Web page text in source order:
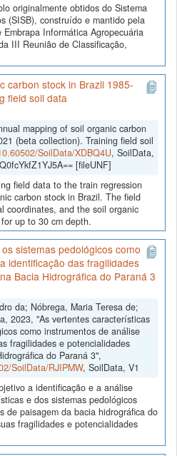
originalmente obtidos do Sistema
(SISB), construído e mantido pela
Informática Agropecuária
III Reunião de Classificação,
carbon stock in Brazil 1985-
field soil data
mapping of soil organic carbon
(beta collection). Training field soil
SoilData/XDBQ4U, SoilData,
[fileUNF]
field data to the train regression
carbon stock in Brazil. The field
coordinates, and the soil organic
up to 30 cm depth.
sistemas pedológicos como
identificação das fragilidades
Bacia Hidrográfica do Paraná 3
da; Nóbrega, Maria Teresa de;
2023, "As vertentes características
como instrumentos de análise
fragilidades e potencialidades
do Paraná 3",
SoilData/RJIPMW, SoilData, V1
a identificação e a análise
e dos sistemas pedológicos
de paisagem da bacia hidrográfica do
fragilidades e potencialidades